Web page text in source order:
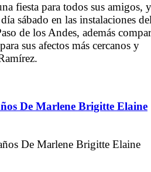
fiesta para todos sus amigos, y
sábado en las instalaciones
de los Andes, además
sus afectos más cercanos y
De Marlene Brigitte Elaine